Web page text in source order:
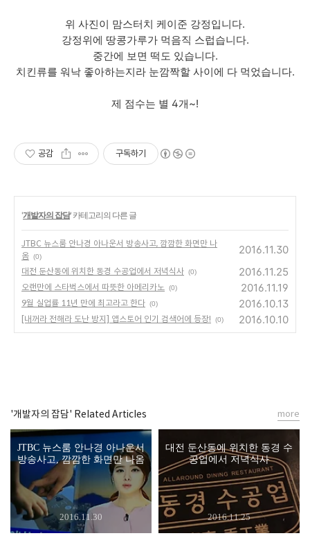
위 사진이 맘스터치 케이준 강정입니다.
강정위에 땅콩가루가 먹음직 스럽습니다.
중간에 보면 떡도 있습니다.
치킨류를 워낙 좋아하는지라 눈깜짝할 사이에 다 먹었습니다.
제 점수는 별 4개~!
공감 구독하기
'개발자의 잡담' 카테고리의 다른 글
JTBC 뉴스룸 안나경 아나운서 방송사고, 깜깜한 화면만 나
옴 (0)
2016.11.30
대전 둔산동에 위치한 동경 수공업에서 저녁식사 (0) 2016.11.25
오랜만에 스타벅스에서 따뜻한 아메리카노 (0) 2016.11.19
9월 실업률 11년 만에 최고라고 한다 (0) 2016.10.13
[내꺼라 전해라 도난 방지] 앱스토어 인기 검색어에 등장! (0) 2016.10.10
'개발자의 잡담' Related Articles
JTBC 뉴스룸 안나경 아나운서
방송사고, 깜깜한 화면만 나옴
2016.11.30
대전 둔산동에 위치한 동경 수
공업에서 저녁식사
2016.11.25
more